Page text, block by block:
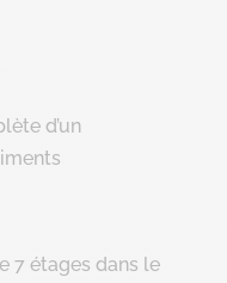
d’un
7 étages dans le